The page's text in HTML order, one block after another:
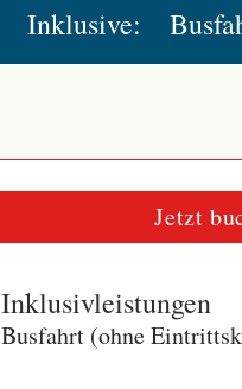
Inklusive:
Jetzt
Inklusivleistungen
Busfahrt (ohne